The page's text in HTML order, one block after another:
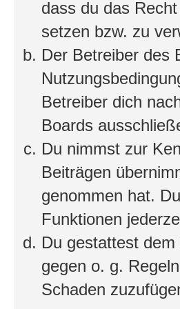
dass du das
setzen bzw. zu
Der Betreiber des
Betreiber dich
Boards
Du nimmst zur
Beiträgen
genommen hat.
Funktionen
Du gestattest
gegen o. g.
Schaden